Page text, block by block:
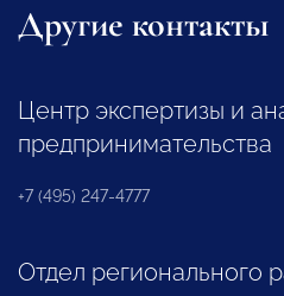
Другие контакты
Центр экспертизы и
предпринимательства
+7 (495) 247-4777
Отдел регионального